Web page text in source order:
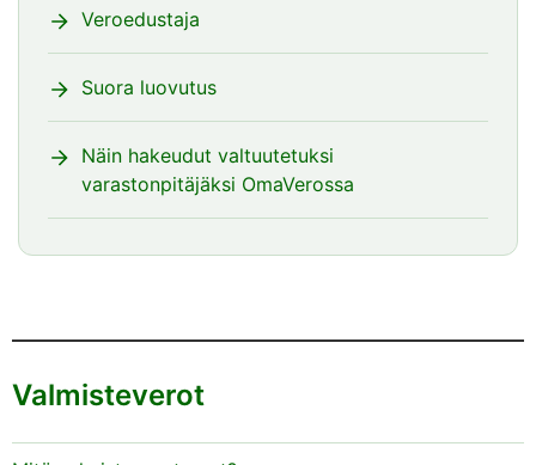
Veroedustaja
Suora luovutus
Näin hakeudut valtuutetuksi
varastonpitäjäksi OmaVerossa
Valmisteverot